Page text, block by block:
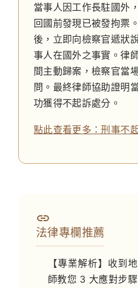
當事人因工作長駐國外
回國前發現已被發拘票。
後，立即向檢察官遞狀
事人在國外之事實。律
間主動歸案，檢察官當
問。最終律師協助證明
功獲得不起訴處分。
點此查看更多：刑事不
法律專欄推薦
【專業解析】收到
師教您 3 大應對步驟